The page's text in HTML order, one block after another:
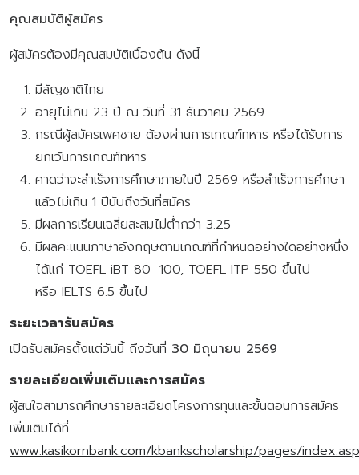
คุณสมบัติผู้สมัคร
ผู้สมัครต้องมีคุณสมบัติเบื้องต้น ดังนี้
มีสัญชาติไทย
อายุไม่เกิน 23 ปี ณ วันที่ 31 ธันวาคม 2569
กรณีผู้สมัครเพศชาย ต้องผ่านการเกณฑ์ทหาร หรือได้รับการ
ยกเว้นการเกณฑ์ทหาร
คาดว่าจะสำเร็จการศึกษาภายในปี 2569 หรือสำเร็จการศึกษา
แล้วไม่เกิน 1 ปีนับถึงวันที่สมัคร
มีผลการเรียนเฉลี่ยสะสมไม่ต่ำกว่า 3.25
มีผลคะแนนภาษาอังกฤษตามเกณฑ์ที่กำหนดอย่างใดอย่างหนึ่ง
ได้แก่ TOEFL iBT 80–100, TOEFL ITP 550 ขึ้นไป
หรือ IELTS 6.5 ขึ้นไป
ระยะเวลารับสมัคร
เปิดรับสมัครตั้งแต่วันนี้ ถึงวันที่ 30 มิถุนายน 2569
รายละเอียดเพิ่มเติมและการสมัคร
ผู้สนใจสามารถศึกษารายละเอียดโครงการทุนและขั้นตอนการสมัคร
เพิ่มเติมได้ที่
www.kasikornbank.com/kbankscholarship/pages/